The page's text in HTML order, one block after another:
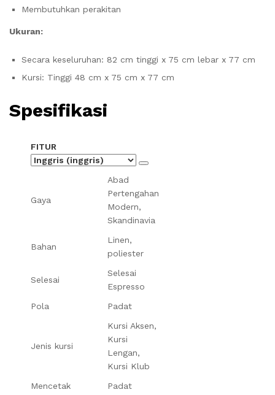
Membutuhkan perakitan
Ukuran:
Secara keseluruhan: 82 cm tinggi x 75 cm lebar x 77 cm
Kursi: Tinggi 48 cm x 75 cm x 77 cm
Spesifikasi
FITUR
Gaya
Abad
Pertengahan
Modern,
Skandinavia
Bahan
Linen,
poliester
Selesai
Selesai
Espresso
Pola
Padat
Jenis kursi
Kursi Aksen,
Kursi
Lengan,
Kursi Klub
Mencetak
Padat